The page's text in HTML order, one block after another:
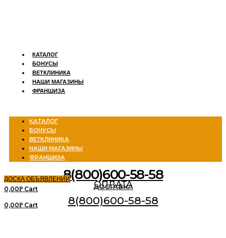
КАТАЛОГ
БОНУСЫ
ВЕТКЛИНИКА
НАШИ МАГАЗИНЫ
ФРАНШИЗА
КАТАЛОГ
БОНУСЫ
ВЕТКЛИНИКА
НАШИ МАГАЗИНЫ
ФРАНШИЗА
8(800)600-58-58
ДОСКА ОБЪЯВЛЕНИЙ
ДОСТАВКА
ОПЛАТА
0,00Р Cart
8(800)600-58-58
0,00Р Cart